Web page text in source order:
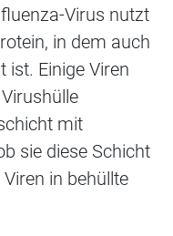
Virus nutzt
in dem auch
ist. Einige Viren
mit
sie diese Schicht
in behüllte